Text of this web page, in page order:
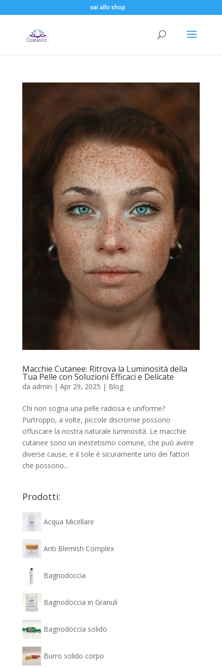
vai allo shop
Macchie Cutanee: Ritrova la Luminosità della
Tua Pelle con Soluzioni Efficaci e Delicate
da admin | Apr 29, 2025 | Blog
Chi non sogna una pelle radiosa e uniforme?
Purtroppo, a volte, piccole discromie possono
offuscare la nostra naturale luminosità. Le macchie
cutanee sono un inestetismo comune, che può avere
diverse cause, e il sole è sicuramente uno dei fattori
che possono...
Prodotti:
Acqua Micellare
Anti Blemish Complex
Bagnodoccia
Bagnodoccia in Granuli
Bagnodoccia solido
Burro solido corpo